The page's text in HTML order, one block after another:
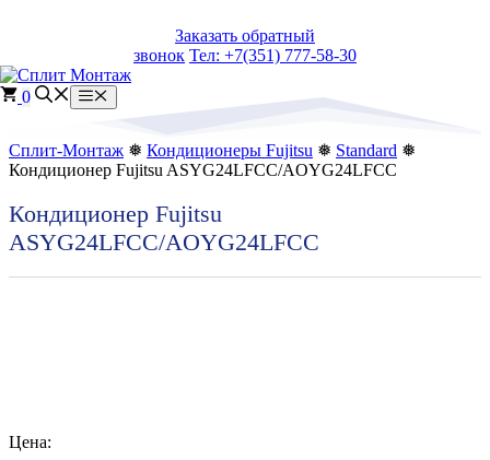
Заказать обратный
звонок Тел: +7(351) 777-58-30
0 Меню
Сплит-Монтаж ❅ Кондиционеры Fujitsu ❅ Standard ❅
Кондиционер Fujitsu ASYG24LFCC/AOYG24LFCC
Кондиционер Fujitsu
ASYG24LFCC/AOYG24LFCC
Цена: